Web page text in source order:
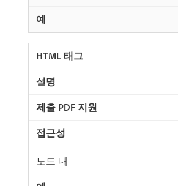
노드 내